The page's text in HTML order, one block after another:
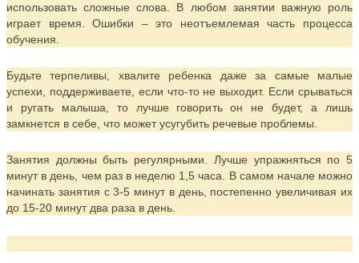
использовать сложные слова. В любом занятии важную роль
играет время. Ошибки – это неотъемлемая часть процесса
обучения.
Будьте терпеливы, хвалите ребенка даже за самые малые
успехи, поддерживаете, если что-то не выходит. Если срываться
и ругать малыша, то лучше говорить он не будет, а лишь
замкнется в себе, что может усугубить речевые проблемы.
Занятия должны быть регулярными. Лучше упражняться по 5
минут в день, чем раз в неделю 1,5 часа. В самом начале можно
начинать занятия с 3-5 минут в день, постепенно увеличивая их
до 15-20 минут два раза в день.